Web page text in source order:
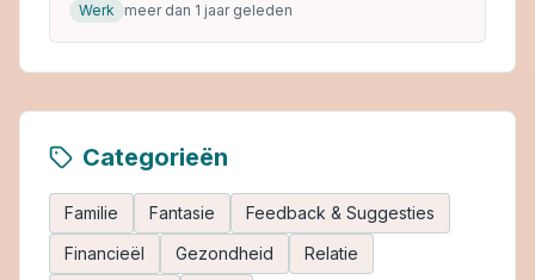
Werk meer dan 1 jaar geleden
Categorieën
Familie Fantasie
Feedback & Suggesties
Financieël
Gezondheid
Relatie